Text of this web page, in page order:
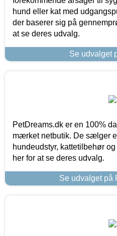
hund eller kat med
der baserer sig på
at se deres udvalg.
Se udvalget
PetDreams.dk er en 100%
mærket netbutik. De sælger
hundeudstyr, kattetilbehør
her for at se deres udvalg.
Se udvalget på